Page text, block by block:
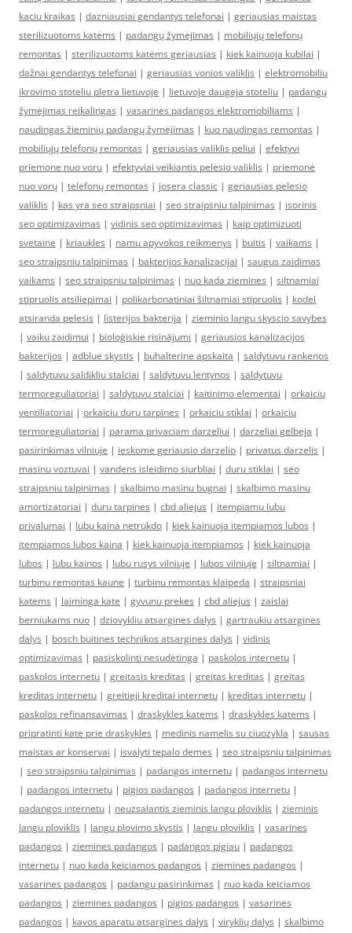
kaciu kraikas | dazniausiai gendantys telefonai | geriausias maistas
sterilizuotoms katėms | padangų žymėjimas | mobiliųjų telefonų
remontas | sterilizuotoms katėms geriausias | kiek kainuoja kubilai |
dažnai gendantys telefonai | geriausias vonios valiklis | elektromobiliu
ikrovimo stoteliu pletra lietuvoje | lietuvoje daugeja stoteliu | padangų
žymėjimas reikalingas | vasarinės padangos elektromobiliams |
naudingas žieminių padangų žymėjimas | kuo naudingas remontas |
mobiliųjų telefonų remontas | geriausias valiklis peliui | efektyvi
priemone nuo voru | efektyviai veikiantis pelėsio valiklis | priemonė
nuo vorų | telefonų remontas | josera classic | geriausias pelesio
valiklis | kas yra seo straipsniai | seo straipsniu talpinimas | isorinis
seo optimizavimas | vidinis seo optimizavimas | kaip optimizuoti
svetaine | kriaukles | namu apyvokos reikmenys | buitis | vaikams |
seo straipsniu talpinimas | bakterijos kanalizacijai | saugus zaidimas
vaikams | seo straipsniu talpinimas | nuo kada ziemines | siltnamiai
stipruolis atsiliepimai | polikarbonatiniai šiltnamiai stipruolis | kodel
atsiranda pelesis | listerijos bakterija | zieminio langu skyscio savybes
| vaiku zaidimui | bioloģiskie risinājumi | geriausios kanalizacijos
bakterijos | adblue skystis | buhalterine apskaita | saldytuvu rankenos
| saldytuvu saldikliu stalciai | saldytuvu lentynos | saldytuvu
termoreguliatoriai | saldytuvu stalciai | kaitinimo elementai | orkaiciu
ventiliatoriai | orkaiciu duru tarpines | orkaiciu stiklai | orkaiciu
termoreguliatoriai | parama privaciam darzeliui | darzeliai gelbeja |
pasirinkimas vilniuje | ieskome geriausio darzelio | privatus darzelis |
masinu voztuvai | vandens isleidimo siurbliai | duru stiklai | seo
straipsniu talpinimas | skalbimo masinu bugnai | skalbimo masinu
amortizatoriai | duru tarpines | cbd aliejus | itempiamu lubu
privalumai | lubu kaina netrukdo | kiek kainuoja itempiamos lubos |
itempiamos lubos kaina | kiek kainuoja itempiamos | kiek kainuoja
lubos | lubu kainos | lubu rusys vilniuje | lubos vilniuje | siltnamiai |
turbinu remontas kaune | turbinu remontas klaipeda | straipsniai
katems | laiminga kate | gyvunu prekes | cbd aliejus | zaislai
berniukams nuo | dziovykliu atsargines dalys | gartraukiu atsargines
dalys | bosch buitines technikos atsargines dalys | vidinis
optimizavimas | pasiskolinti nesudėtinga | paskolos internetu |
paskolos internetu | greitasis kreditas | greitas kreditas | greitas
kreditas internetu | greitieji kreditai internetu | kreditas internetu |
paskolos refinansavimas | draskykles katems | draskykles katems |
pripratinti kate prie draskykles | medinis namelis su ciuozykla | sausas
maistas ar konservai | isvalyti tepalo demes | seo straipsniu talpinimas
| seo straipsniu talpinimas | padangos internetu | padangos internetu
| padangos internetu | pigios padangos | padangos internetu |
padangos internetu | neuzsalantis zieminis langu ploviklis | zieminis
langu ploviklis | langu plovimo skystis | langu ploviklis | vasarines
padangos | ziemines padangos | padangos pigiau | padangos
internetu | nuo kada keiciamos padangos | ziemines padangos |
vasarines padangos | padangu pasirinkimas | nuo kada keiciamos
padangos | ziemines padangos | pigios padangos | vasarines
padangos | kavos aparatu atsargines dalys | viryklių dalys | skalbimo